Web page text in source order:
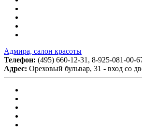
Адмира, салон красоты
Телефон: (495) 660-12-31, 8-925-081-00-
Адрес: Ореховый бульвар, 31 - вход со